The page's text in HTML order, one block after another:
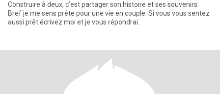
Construire à deux, c’est partager son histoire et ses souvenirs.
Bref je me sens prête pour une vie en couple. Si vous vous sentez
aussi prêt écrivez moi et je vous répondrai.